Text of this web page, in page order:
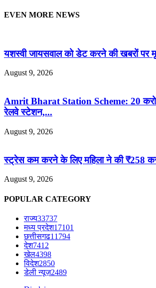
EVEN MORE NEWS
यशस्वी जायसवाल को डेट करने की खबरों पर
August 9, 2026
Amrit Bharat Station Scheme: 20
रेलवे स्टेशन,...
August 9, 2026
स्ट्रेस कम करने के लिए महिला ने की ₹258
August 9, 2026
POPULAR CATEGORY
राज्य33737
मध्य प्रदेश17101
छत्तीसगढ11794
देश7412
खेल4398
विदेश2850
डेली न्यूज़2489